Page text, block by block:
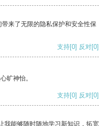
来了无限的隐私保护和安全性保
支持[0] 反对[0]
旷神怡。
支持[0] 反对[0]
我能够随时随地学习新知识，拓宽